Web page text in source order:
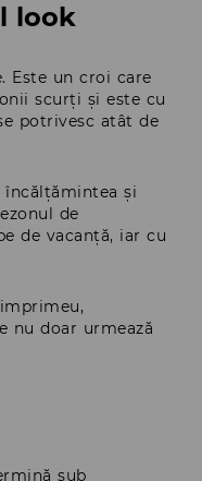
look
Este un croi care
scurți și este cu
potrivesc atât de
încălțămintea și
de
de vacanță, iar cu
nu doar urmează
sub